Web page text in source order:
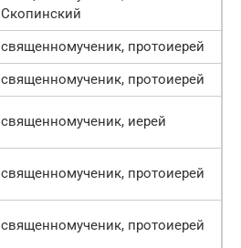
Скопинский
священномученик, протоиерей
священномученик, протоиерей
священномученик, иерей
священномученик, протоиерей
священномученик, протоиерей